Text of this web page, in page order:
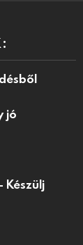
jó
Készülj